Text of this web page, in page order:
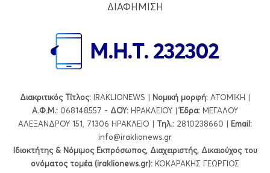
ΔΙΑΦΗΜΙΣΗ
Διακριτικός Τίτλος: IRAKLIONEWS | Νομική μορφή: ΑΤΟΜΙΚΗ |
Α.Φ.Μ.: 068148557 - ΔΟΥ: ΗΡΑΚΛΕΙΟΥ |Έδρα: ΜΕΓΑΛΟΥ
ΑΛΕΞΑΝΔΡΟΥ 151, 71306 ΗΡΑΚΛΕΙΟ | Τηλ.: 2810238660 | Εmail:
info@iraklionews.gr
Ιδιοκτήτης & Νόμιμος Εκπρόσωπος, Διαχειριστής, Δικαιούχος του
ονόματος τομέα (iraklionews.gr): ΚΟΚΑΡΑΚΗΣ ΓΕΩΡΓΙΟΣ